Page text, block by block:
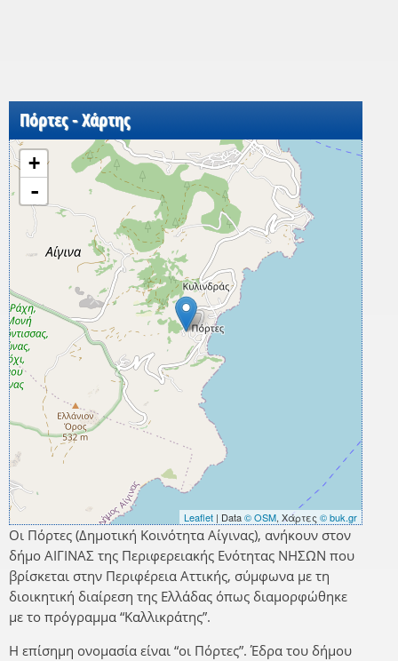
Πόρτες - Χάρτης
+
-
Leaflet | Data© OSM, Χάρτες © buk.gr
Οι Πόρτες (Δημοτική Κοινότητα Αίγινας), ανήκουν στον
δήμο ΑΙΓΙΝΑΣ της Περιφερειακής Ενότητας ΝΗΣΩΝ που
βρίσκεται στην Περιφέρεια Αττικής, σύμφωνα με τη
διοικητική διαίρεση της Ελλάδας όπως διαμορφώθηκε
με το πρόγραμμα “Καλλικράτης”.
Η επίσημη ονομασία είναι “οι Πόρτες”. Έδρα του δήμου